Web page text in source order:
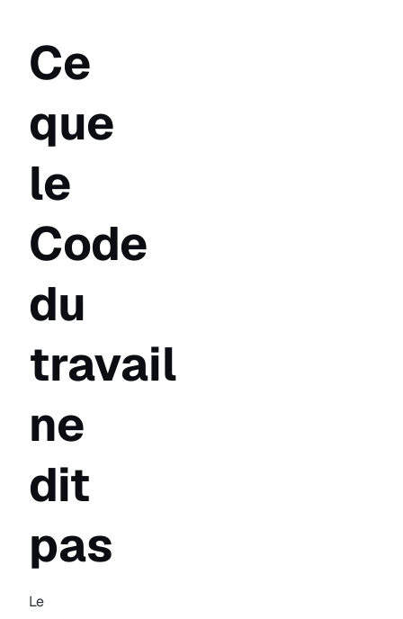
Ce
que
le
Code
du
travail
ne
dit
pas
Le